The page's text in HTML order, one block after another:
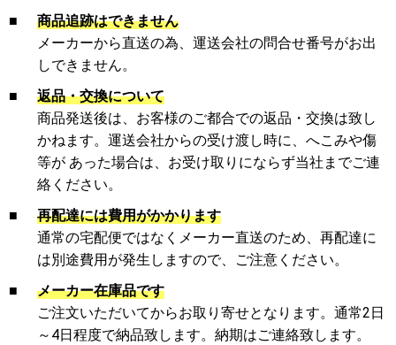
■
商品追跡はできません
メーカーから直送の為、運送会社の問合せ番号がお出
しできません。
■
返品・交換について
商品発送後は、お客様のご都合での返品・交換は致し
かねます。運送会社からの受け渡し時に、へこみや傷
等が あった場合は、お受け取りにならず当社までご連
絡ください。
■
再配達には費用がかかります
通常の宅配便ではなくメーカー直送のため、再配達に
は別途費用が発生しますので、ご注意ください。
■
メーカー在庫品です
ご注文いただいてからお取り寄せとなります。通常2日
～4日程度で納品致します。納期はご連絡致します。